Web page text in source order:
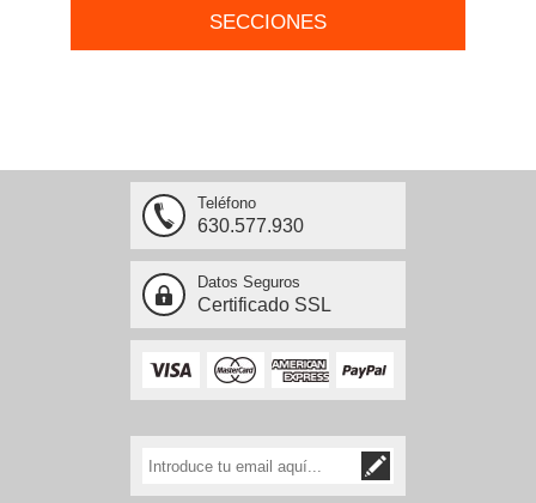
SECCIONES
Teléfono
630.577.930
Datos Seguros
Certificado SSL